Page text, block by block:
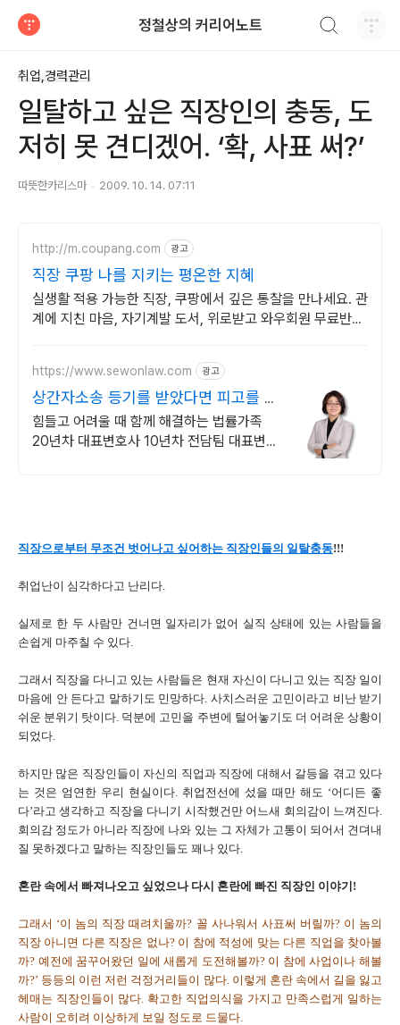
정철상의 커리어노트
취업,경력관리
일탈하고 싶은 직장인의 충동, 도
저히 못 견디겠어. ‘확, 사표 써?’
따뜻한카리스마 2009. 10. 14. 07:11
http://m.coupang.com 광고
직장 쿠팡 나를 지키는 평온한 지혜
실생활 적용 가능한 직장, 쿠팡에서 깊은 통찰을 만나세요. 관
계에 지친 마음, 자기계발 도서, 위로받고 와우회원 무료반품
https://www.sewonlaw.com 광고
상간자소송 등기를 받았다면 피고를 위
한 전문 법률사무소
힘들고 어려울 때 함께 해결하는 법률가족
20년차 대표변호사 10년차 전담팀 대표변호
직장으로부터 무조건 벗어나고 싶어하는 직장인들의 일탈충동!!!
취업난이 심각하다고 난리다.
실제로 한 두 사람만 건너면 일자리가 없어 실직 상태에 있는 사람들을
손쉽게 마주칠 수 있다.
그래서 직장을 다니고 있는 사람들은 현재 자신이 다니고 있는 직장 일이
마음에 안 든다고 말하기도 민망하다. 사치스러운 고민이라고 비난 받기
쉬운 분위기 탓이다. 덕분에 고민을 주변에 털어놓기도 더 어려운 상황이
되었다.
하지만 많은 직장인들이 자신의 직업과 직장에 대해서 갈등을 겪고 있다
는 것은 엄연한 우리 현실이다. 취업전선에 섰을 때만 해도 ‘어디든 좋
다’라고 생각하고 직장을 다니기 시작했건만 어느새 회의감이 느껴진다.
회의감 정도가 아니라 직장에 나와 있는 그 자체가 고통이 되어서 견뎌내
질 못하겠다고 말하는 직장인들도 꽤나 있다.
혼란 속에서 빠져나오고 싶었으나 다시 혼란에 빠진 직장인 이야기!
그래서 ‘이 놈의 직장 때려치울까? 꼴 사나워서 사표써 버릴까? 이 놈의
직장 아니면 다른 직장은 없나? 이 참에 적성에 맞는 다른 직업을 찾아볼
까? 예전에 꿈꾸어왔던 일에 새롭게 도전해볼까? 이 참에 사업이나 해볼
까?’ 등등의 이런 저런 걱정거리들이 많다. 이렇게 혼란 속에서 길을 잃고
헤매는 직장인들이 많다. 확고한 직업의식을 가지고 만족스럽게 일하는
사람이 오히려 이상하게 보일 정도로 드물다.